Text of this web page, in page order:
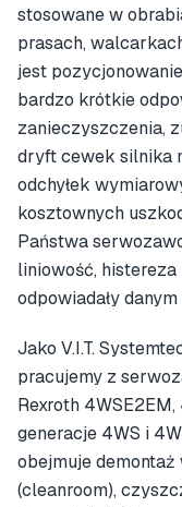
stosowane w
prasach,
jest
bardzo krótkie
zanieczyszczenia,
dryft cewek silnika
odchyłek
kosztownych
Państwa
liniowość,
odpowiadały
Jako V.I.T.
pracujemy z
Rexroth
generacje 4WS i
obejmuje
(cleanroom),